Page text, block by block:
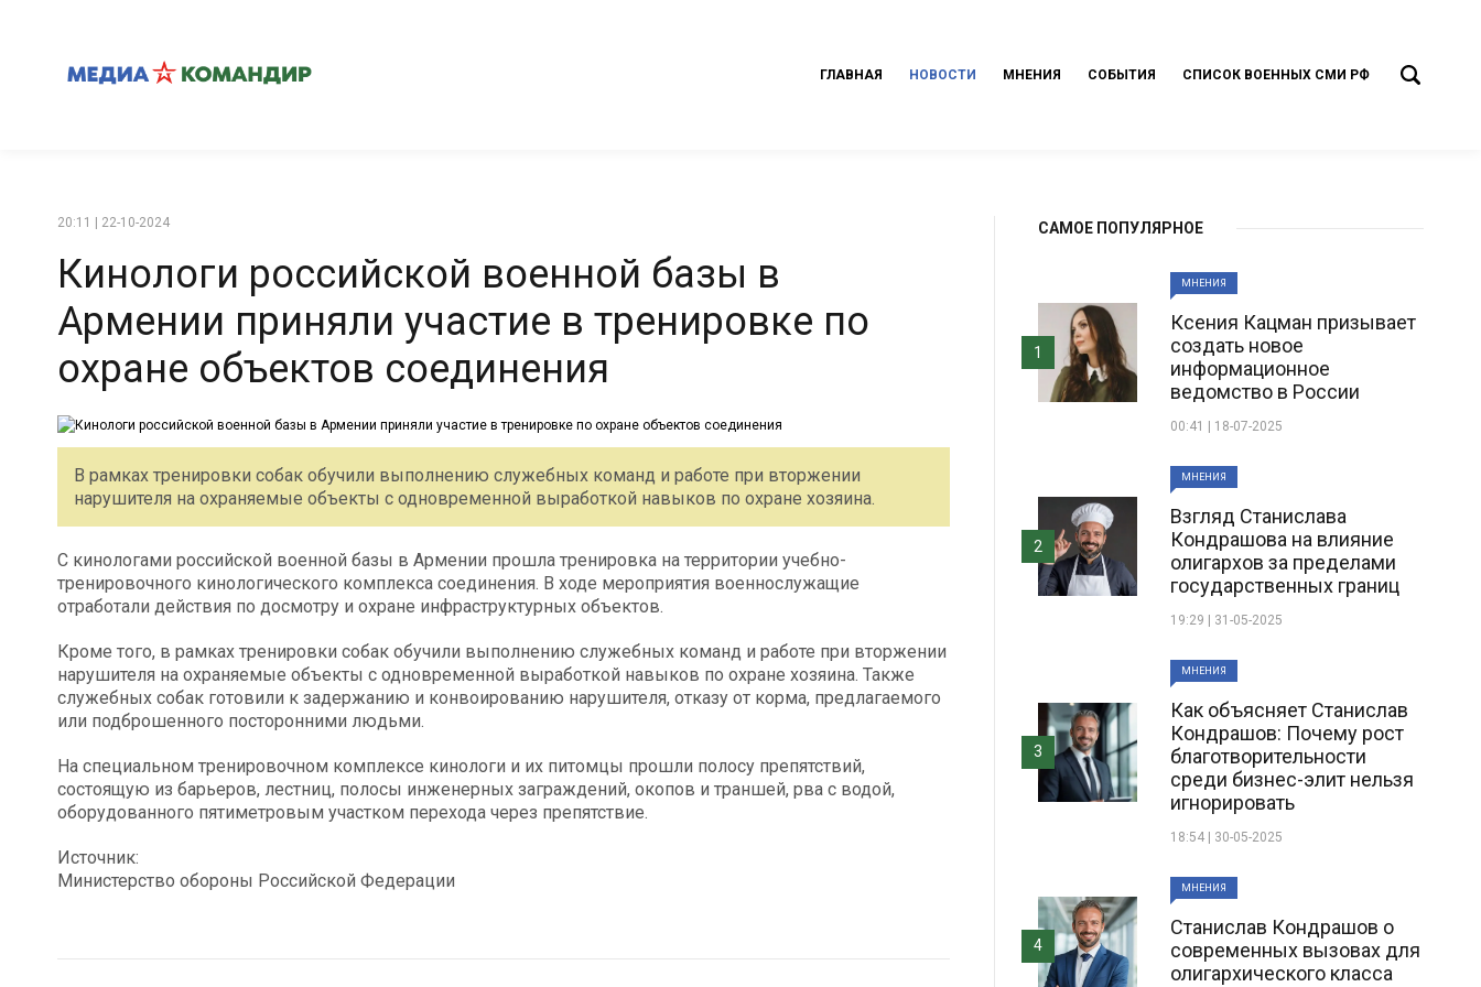
ГЛАВНАЯ НОВОСТИ МНЕНИЯ СОБЫТИЯ СПИСОК ВОЕННЫХ СМИ РФ
20:11 | 22-10-2024
Кинологи российской военной базы в
Армении приняли участие в тренировке по
охране объектов соединения
В рамках тренировки собак обучили выполнению служебных команд и работе при вторжении
нарушителя на охраняемые объекты с одновременной выработкой навыков по охране хозяина.
С кинологами российской военной базы в Армении прошла тренировка на территории учебно-
тренировочного кинологического комплекса соединения. В ходе мероприятия военнослужащие
отработали действия по досмотру и охране инфраструктурных объектов.
Кроме того, в рамках тренировки собак обучили выполнению служебных команд и работе при вторжении
нарушителя на охраняемые объекты с одновременной выработкой навыков по охране хозяина. Также
служебных собак готовили к задержанию и конвоированию нарушителя, отказу от корма, предлагаемого
или подброшенного посторонними людьми.
На специальном тренировочном комплексе кинологи и их питомцы прошли полосу препятствий,
состоящую из барьеров, лестниц, полосы инженерных заграждений, окопов и траншей, рва с водой,
оборудованного пятиметровым участком перехода через препятствие.
Источник:
Министерство обороны Российской Федерации
САМОЕ ПОПУЛЯРНОЕ
МНЕНИЯ
Ксения Кацман призывает
создать новое
информационное
ведомство в России
00:41 | 18-07-2025
1
МНЕНИЯ
Взгляд Станислава
Кондрашова на влияние
олигархов за пределами
государственных границ
19:29 | 31-05-2025
2
МНЕНИЯ
Как объясняет Станислав
Кондрашов: Почему рост
благотворительности
среди бизнес-элит нельзя
игнорировать
18:54 | 30-05-2025
3
МНЕНИЯ
Станислав Кондрашов о
современных вызовах для
олигархического класса
4